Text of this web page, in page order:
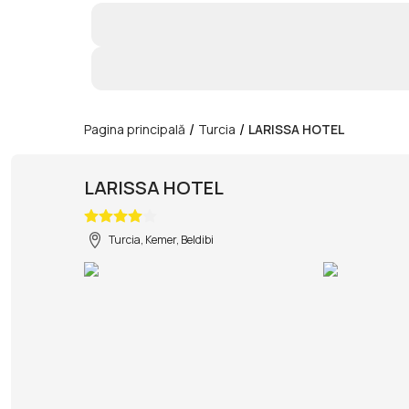
Pagina principală / Turcia / LARISSA HOTEL
LARISSA HOTEL
Turcia, Kemer, Beldibi